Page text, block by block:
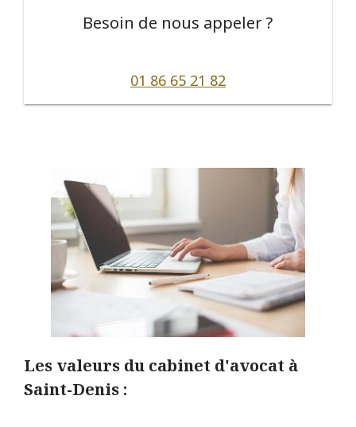
Besoin de nous appeler ?
01 86 65 21 82
Les valeurs du cabinet d'avocat à
Saint-Denis :